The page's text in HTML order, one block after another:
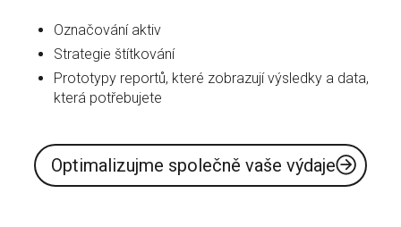
Označování aktiv
Strategie štítkování
Prototypy reportů, které zobrazují výsledky a data,
která potřebujete
Optimalizujme společně vaše výdaje